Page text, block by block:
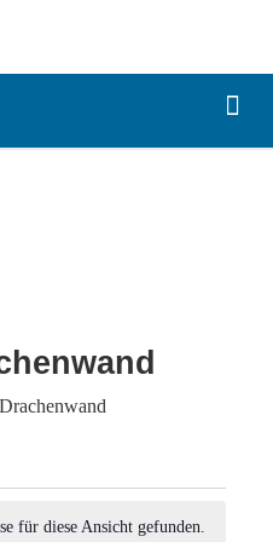
für diese Ansicht gefunden.